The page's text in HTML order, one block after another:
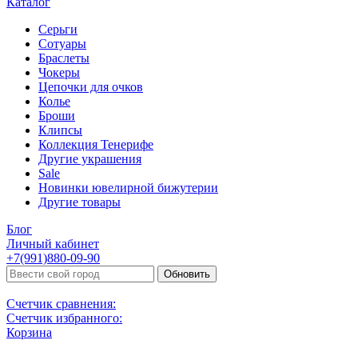
Серьги
Сотуары
Браслеты
Чокеры
Цепочки для очков
Колье
Броши
Клипсы
Коллекция Тенерифе
Другие украшения
Sale
Новинки ювелирной бижутерии
Другие товары
Блог
Личный кабинет
+7(991)880-09-90
Обновить
Счетчик сравнения:
Счетчик избранного:
Корзина